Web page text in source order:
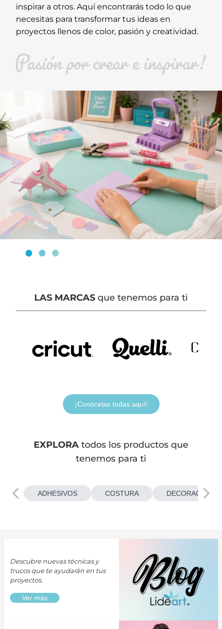
inspirar a otros. Aquí encontrarás todo lo que
necesitas para transformar tus ideas en
proyectos llenos de color, pasión y creatividad.
LAS MARCAS que tenemos para ti
¡Conócelas todas aquí!
EXPLORA todos los productos que
tenemos para ti
ADHESIVOS COSTURA
Descubre nuevas técnicas y
trucos que te ayudarán en tus
proyectos.
Ver más